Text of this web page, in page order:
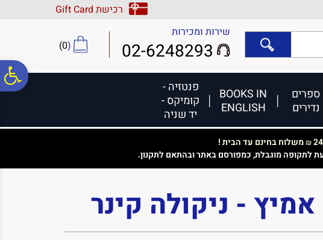
נגישות
אתר
המרכזי
רכישת Gift Card
שירות ומכירות
02-6248293
(
0
)
ספרים
נדירים
BOOKS IN
ENGLISH
פנטזיה -
קומיקס -
יד שניה
₪משלוח בחינם עד הבית !
לתקופה מוגבלת, כמפורסם באתר ובהתאם לתקנון.
- ניקולה קינר